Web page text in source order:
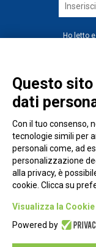
Ho letto
Piazza
Questo
dati
Con il tuo consenso,
tecnologie simili per
personali come, ad
personalizzazione
alla privacy, è
cookie. Clicca su
Visualizza la
Powered by